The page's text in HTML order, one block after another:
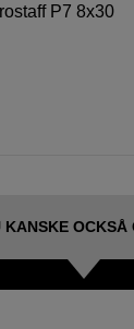
P7 8x30
KANSKE OCKSÅ